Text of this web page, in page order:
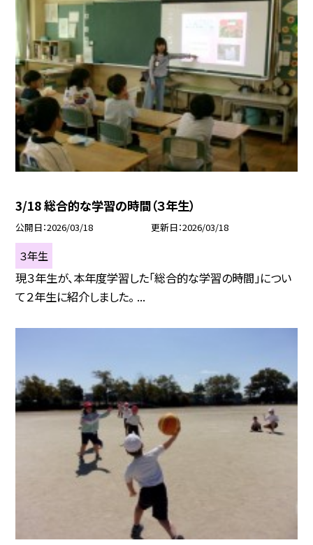
3/18 総合的な学習の時間（３年生）
公開日 2026/03/18 更新日 2026/03/18
３年生
現３年生が、本年度学習した「総合的な学習の時間」につい
て２年生に紹介しました。 ...